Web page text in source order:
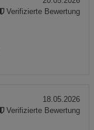
Verifizierte Bewertung
18.05.2026
Verifizierte Bewertung